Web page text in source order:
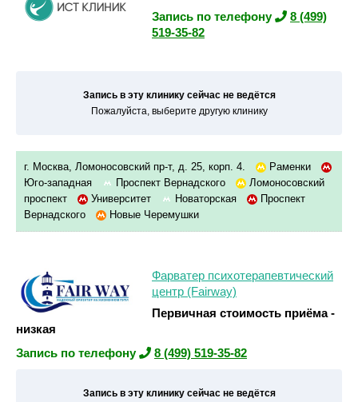
Запись по телефону
8 (499)
519-35-82
Запись в эту клинику сейчас не ведётся
Пожалуйста, выберите другую клинику
г. Москва, Ломоносовский пр-т, д. 25, корп. 4.
Раменки
Юго-западная
Проспект Вернадского
Ломоносовский
проспект
Университет Новаторская
Проспект
Вернадского
Новые Черемушки
Фарватер психотерапевтический
центр (Fairway)
Первичная стоимость приёма -
низкая
Запись по телефону
8 (499) 519-35-82
Запись в эту клинику сейчас не ведётся